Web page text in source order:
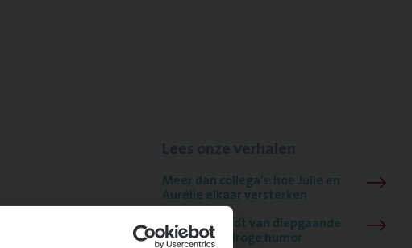
Meer dan collega’s: hoe Julie en
Aurélie elkaar versterken
Mathias houdt van diepgaande
dossiers én droge humor